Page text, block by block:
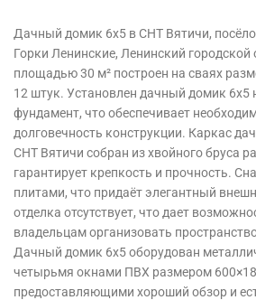
Дачный домик 6х5 в СНТ Вятичи,
Горки Ленинские, Ленинский городской
площадью 30 м² построен на сваях
12 штук. Установлен дачный домик 6х5
фундамент, что обеспечивает
долговечность конструкции. Каркас
СНТ Вятичи собран из хвойного бруса
гарантирует крепкость и прочность.
плитами, что придаёт элегантный
отделка отсутствует, что дает
владельцам организовать
Дачный домик 6х5 оборудован
четырьмя окнами ПВХ размером
предоставляющими хороший обзор и